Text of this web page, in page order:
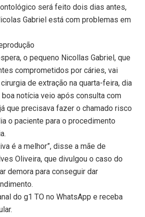
será feito dois dias antes,
Gabriel está com problemas em
o pequeno Nicollas Gabriel, que
comprometidos por cáries, vai
de extração na quarta-feira, dia
notícia veio após consulta com
que precisava fazer o chamado risco
o paciente para o procedimento
é a melhor”, disse a mãe de
Oliveira, que divulgou o caso do
demora para conseguir dar
do g1 TO no WhatsApp e receba